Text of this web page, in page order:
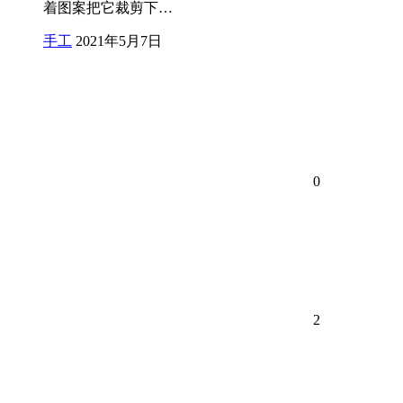
着图案把它裁剪下…
手工 2021年5月7日
0
2